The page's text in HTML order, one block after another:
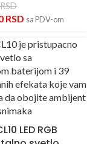
RSD
RSD sa PDV-om
LED RGB